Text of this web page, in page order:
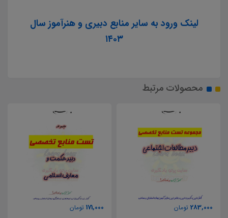
لینک ورود به سایر منابع دبیری و هنرآموز سال
۱۴۰۳
محصولات مرتبط
283,000 تومان
171,000 تومان